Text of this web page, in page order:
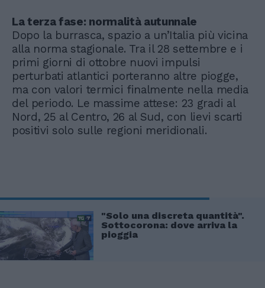
La terza fase: normalità autunnale
Dopo la burrasca, spazio a un’Italia più vicina
alla norma stagionale. Tra il 28 settembre e i
primi giorni di ottobre nuovi impulsi
perturbati atlantici porteranno altre piogge,
ma con valori termici finalmente nella media
del periodo. Le massime attese: 23 gradi al
Nord, 25 al Centro, 26 al Sud, con lievi scarti
positivi solo sulle regioni meridionali.
"Solo una discreta quantità".
Sottocorona: dove arriva la
pioggia